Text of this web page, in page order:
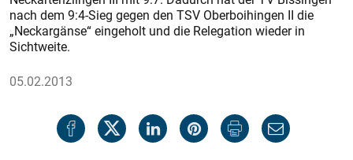
nach dem 9:4-Sieg gegen den TSV Oberboihingen II die
„Neckargänse“ eingeholt und die Relegation wieder in
Sichtweite.
05.02.2013